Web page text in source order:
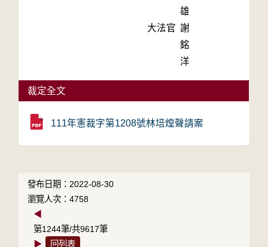
雄
大法官 謝
銘
洋
裁定全文
111年憲裁字第1208號林培煌聲請案
發布日期：2022-08-30
瀏覽人次：4758
◀
第1244筆/共9617筆
▶
回列表